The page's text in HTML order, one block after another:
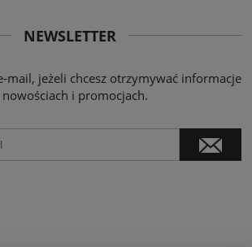
NEWSLETTER
mail, jeżeli chcesz otrzymywać informacje
nowościach i promocjach.